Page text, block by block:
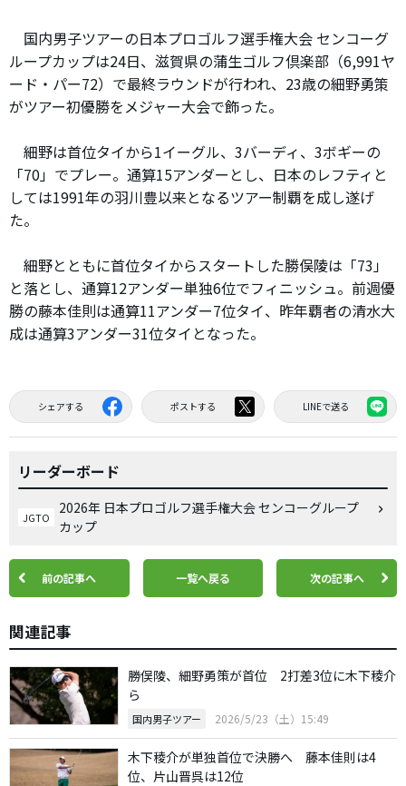
国内男子ツアーの日本プロゴルフ選手権大会 センコーグ
ループカップは24日、滋賀県の蒲生ゴルフ倶楽部（6,991ヤ
ード・パー72）で最終ラウンドが行われ、23歳の細野勇策
がツアー初優勝をメジャー大会で飾った。
細野は首位タイから1イーグル、3バーディ、3ボギーの
「70」でプレー。通算15アンダーとし、日本のレフティと
しては1991年の羽川豊以来となるツアー制覇を成し遂げ
た。
細野とともに首位タイからスタートした勝俣陵は「73」
と落とし、通算12アンダー単独6位でフィニッシュ。前週優
勝の藤本佳則は通算11アンダー7位タイ、昨年覇者の清水大
成は通算3アンダー31位タイとなった。
シェアする ポストする LINEで送る
リーダーボード
JGTO
2026年 日本プロゴルフ選手権大会 センコーグループ
カップ
前の記事へ 一覧へ戻る 次の記事へ
関連記事
勝俣陵、細野勇策が首位 2打差3位に木下稜介
ら
国内男子ツアー 2026/5/23（土）15:49
木下稜介が単独首位で決勝へ 藤本佳則は4
位、片山晋呉は12位